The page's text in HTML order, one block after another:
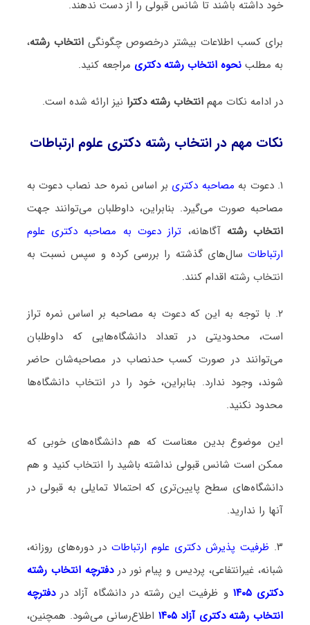
خود داشته باشند تا شانس قبولی را از دست ندهند.
برای کسب اطلاعات بیشتر درخصوص چگونگی انتخاب رشته،
به مطلب نحوه انتخاب رشته دکتری مراجعه کنید.
در ادامه نکات مهم انتخاب رشته دکترا نیز ارائه شده است.
نکات مهم در انتخاب رشته دکتری علوم ارتباطات
۱. دعوت به مصاحبه دکتری بر اساس نمره حد نصاب دعوت به
مصاحبه صورت می‌گیرد. بنابراین، داوطلبان می‌توانند جهت
انتخاب رشته آگاهانه، تراز دعوت به مصاحبه دکتری علوم
ارتباطاتسال‌های گذشته را بررسی کرده و سپس نسبت به
انتخاب رشته اقدام کنند.
۲. با توجه به این که دعوت به مصاحبه بر اساس نمره تراز
است، محدودیتی در تعداد دانشگاه‌هایی که داوطلبان
می‌توانند در صورت کسب حدنصاب در مصاحبه‌شان حاضر
شوند، وجود ندارد. بنابراین، خود را در انتخاب دانشگاه‌ها
محدود نکنید.
این موضوع بدین معناست که هم دانشگاه‌های خوبی که
ممکن است شانس قبولی نداشته باشید را انتخاب کنید و هم
دانشگاه‌های سطح پایین‌تری که احتمالا تمایلی به قبولی در
آنها را ندارید.
۳. ظرفیت پذیرش دکتری علوم ارتباطات در دوره‌های روزانه،
شبانه، غیرانتفاعی، پردیس و پیام نور دردفترچه انتخاب رشته
دکتری ۱۴۰۵
و ظرفیت این رشته در دانشگاه آزاد دردفترچه
انتخاب رشته دکتری آزاد ۱۴۰۵
اطلاع‌رسانی می‌شود. همچنین،